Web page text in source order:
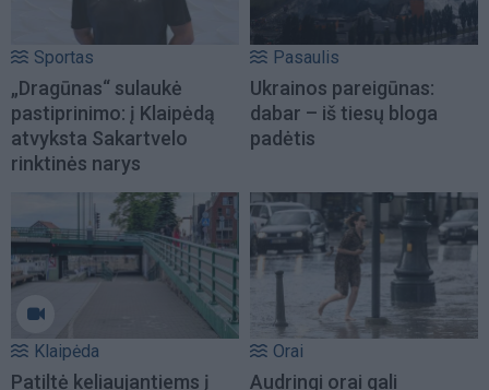
Sportas
„Dragūnas“ sulaukė
pastiprinimo: į Klaipėdą
atvyksta Sakartvelo
rinktinės narys
Pasaulis
Ukrainos pareigūnas:
dabar – iš tiesų bloga
padėtis
Klaipėda
Patiltė keliaujantiems į
Orai
Audringi orai gali